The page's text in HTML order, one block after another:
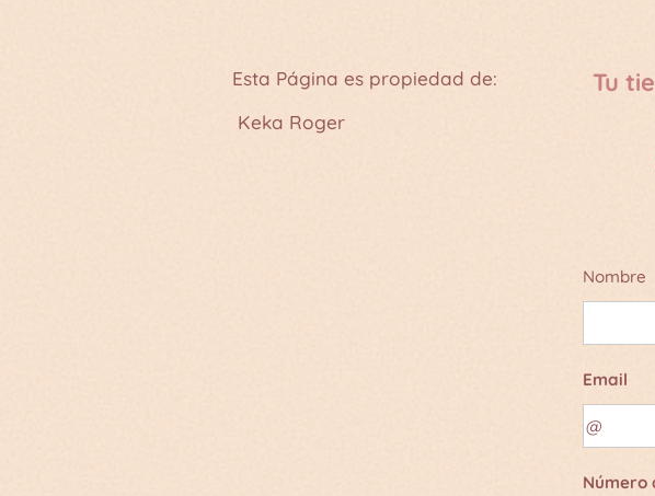
Esta Página es propiedad de:
Keka Roger
Tu
Nombre
Email
Número